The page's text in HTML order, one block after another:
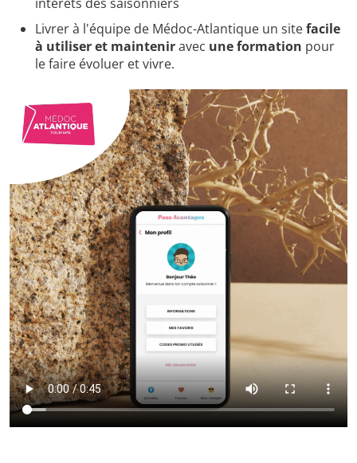
Livrer à l'équipe de Médoc-Atlantique un sitefacile
à utiliser et mainteniravec une formation pour
le faire évoluer et vivre.